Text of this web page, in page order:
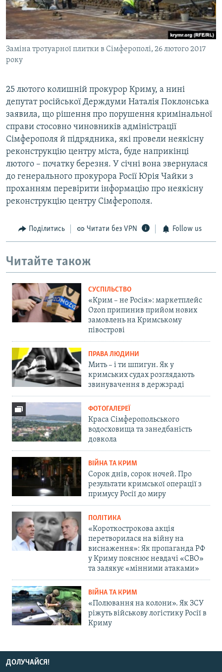
Заміна тротуарної плитки в Сімферополі, 26 лютого 2017
року
25 лютого колишній прокурор Криму, а нині
депутат російської Держдуми Наталія Поклонська
заявила, що рішення про порушення кримінальної
справи стосовно чиновників адміністрації
Сімферополя й підрядника, які провели неякісну
реконструкцію центру міста, буде наприкінці
лютого – початку березня. У січні вона звернулася
до генерального прокурора Росії Юрія Чайки з
проханням перевірити інформацію про неякісну
реконструкцію центру Сімферополя.
Поділитись Читати без VPN Follow us
Читайте також
СУСПІЛЬСТВО
«Крим – не Росія»: маркетплейс
Ozon припинив прийом нових
замовлень на Кримському
півострові
ПРАВА ЛЮДИНИ
Мить – і ти шпигун. Як у
кримських судах розглядають
звинувачення в держзраді
ФОТОГАЛЕРЕЇ
Краса Сімферопольського
водосховища та занедбаність
довкола
ВІЙНА ТА КРИМ
Сорок днів, сорок ночей. Про
результати кримської операції з
примусу Росії до миру
ПОЛІТИКА
«Короткострокова акція
перетворилася на війну на
виснаження»: Як пропаганда РФ
у Криму пояснює невдачі «СВО»
та залякує «мінними атаками»
ВІЙНА ТА КРИМ
«Полювання на колони». Як ЗСУ
ріжуть військову логістику Росії в
Криму
ДОЛУЧАЙСЯ!